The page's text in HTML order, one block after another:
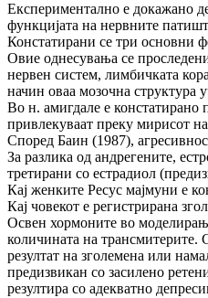
Експериментално е докажано
функцијата на нервните
Констатирани се три основни
Овие однесувања се
нервен систем, лимбичката
начин оваа мозочна структура
Во н. амигдале е констатирано
привлекуваат преку мирисот
Според Баин (1987),
За разлика од андрегените,
третирани со естрадиол
Кај женките Ресус мајмуни е
Кај човекот е регистрирана
Освен хормоните во
количината на трансмитерите.
резултат на зголемена или
предизвикан со засилено
резултира со адекватно